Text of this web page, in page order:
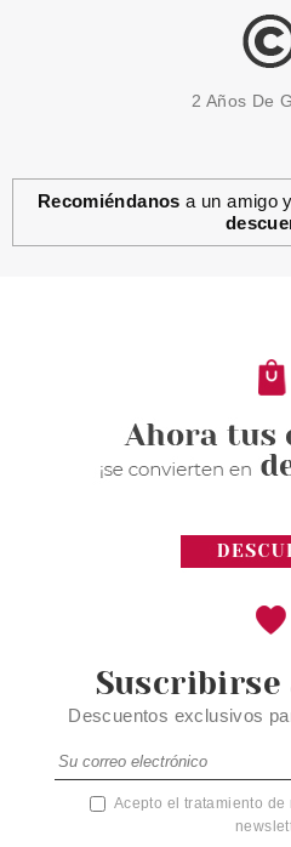
2 Años De
Recomiéndanos a un amigo
Descuentos exclusivos
Acepto el tratamiento